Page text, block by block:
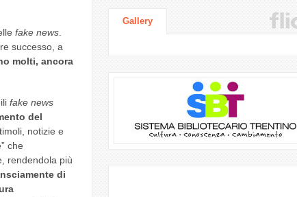
fake news.
successo, a
molti, ancora
fake news
del
notizie e
che
rendendola più
di
Gallery